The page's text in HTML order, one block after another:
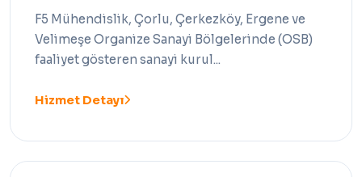
F5 Mühendislik, Çorlu, Çerkezköy, Ergene ve
Velimeşe Organize Sanayi Bölgelerinde (OSB)
faaliyet gösteren sanayi kurul...
Hizmet Detayı